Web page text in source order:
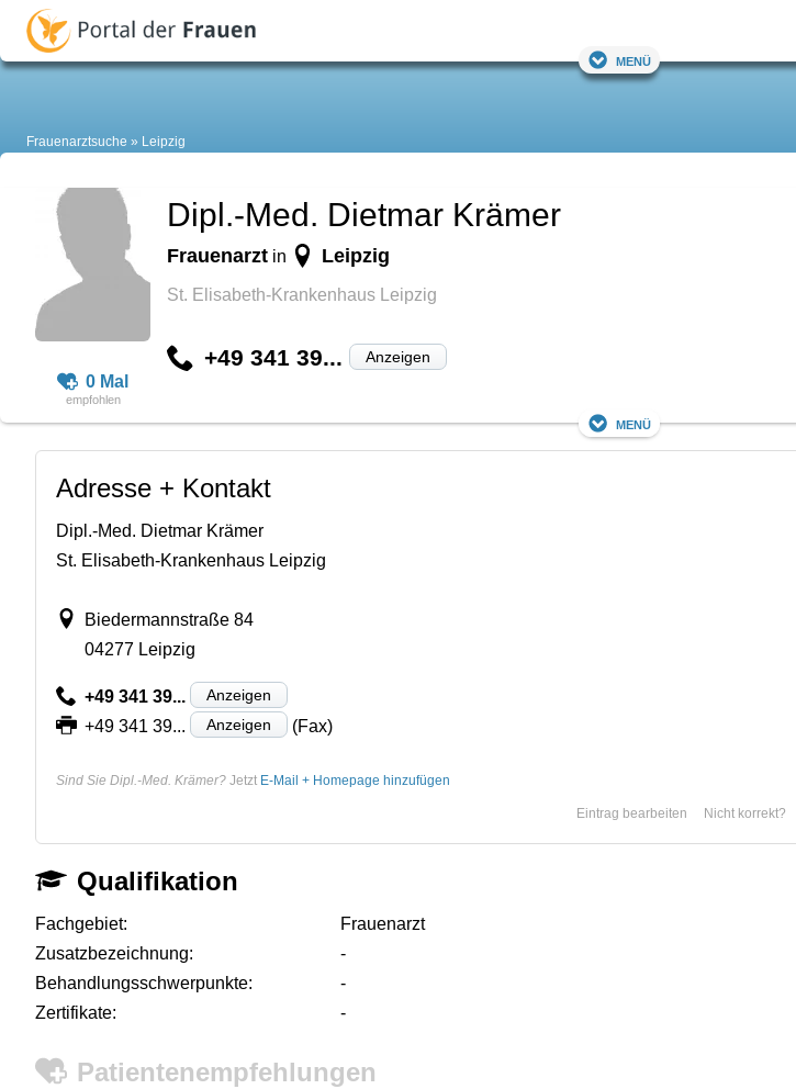
Menü
Frauenarztsuche Leipzig
0 Mal
Dipl.-Med. Dietmar Krämer
Frauenarzt in Leipzig
St. Elisabeth-Krankenhaus Leipzig
+49 341 39... Anzeigen
Menü
Adresse + Kontakt
Dipl.-Med. Dietmar Krämer
St. Elisabeth-Krankenhaus Leipzig
Biedermannstraße 84
04277 Leipzig
+49 341 39... Anzeigen
+49 341 39... Anzeigen (Fax)
Sind Sie Dipl.-Med. Krämer? Jetzt E-Mail + Homepage hinzufügen
Nicht korrekt?
Eintrag bearbeiten
Qualifikation
Fachgebiet:
Frauenarzt
Zusatzbezeichnung:
-
Behandlungsschwerpunkte:
-
Zertifikate:
-
Patientenempfehlungen